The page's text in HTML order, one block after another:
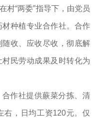
村“两委”指导下，由党员
种植专业合作社。合作
收、应收尽收，彻底解
民劳动成果及时转化为
作社提供蕨菜分拣、清
右，日均工资120元。仅